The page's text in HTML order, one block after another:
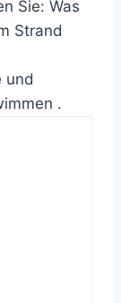
Sie: Was
Strand
und
.